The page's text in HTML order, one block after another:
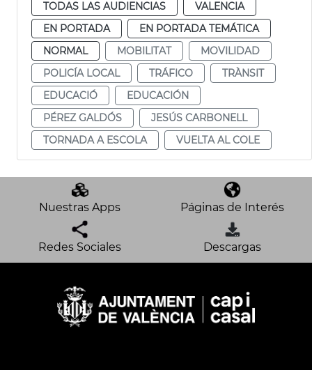
TODAS LAS AUDIENCIAS
VALENCIA
EN PORTADA
EN PORTADA TEMÁTICA
NORMAL
MOBILITAT
MOVILIDAD
POLICÍA LOCAL
TRÁFICO
TRÀNSIT
EDUCACIÓ
EDUCACIÓN
PÉREZ GALDÓS
JESÚS CARBONELL
TORNADA A ESCOLA
VUELTA AL COLE
Nuestras Apps Páginas de Interés
Redes Sociales Descargas